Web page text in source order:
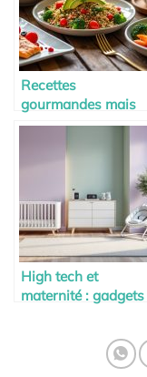
Recettes
gourmandes mais
équilibrées pour les
High tech et
maternité : gadgets